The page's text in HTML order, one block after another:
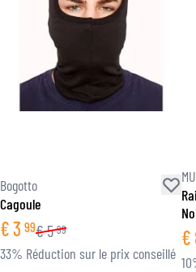
Bogotto
Cagoule
€3 99€5 99
33% Réduction sur le prix conseillé
€